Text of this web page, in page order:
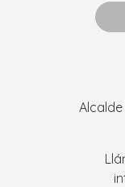
Alcalde